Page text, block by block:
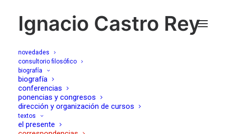
Ignacio Castro Rey
novedades
consultorio filosófico
biografía
biografía
conferencias
ponencias y congresos
dirección y organización de cursos
textos
el presente
lo que siempre cae
09/02/2015